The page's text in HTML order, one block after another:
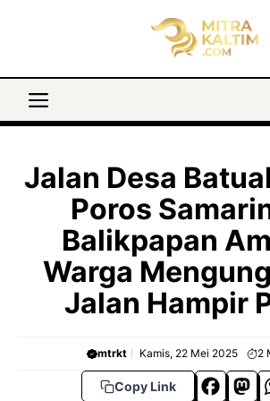
Menu
Jalan Desa
Poros
Balikpapan
Warga
Jalan Hampir
mtrkt Kamis, 22 Mei 2025 2
Copy Link
F M